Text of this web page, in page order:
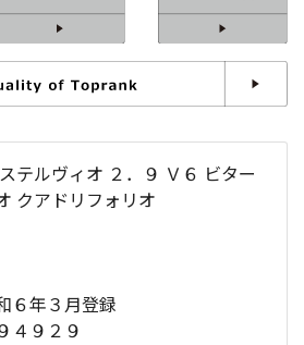
修復歴：
中古車
排気量：3,000cc
定員： 5 名
高：
テルヴィオ ２．９ Ｖ６ ビター
クアドリフォリオ
６年３月登録
４９２９